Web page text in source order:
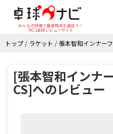
みんなの評価で最適用具を選ぼう！
NO.1卓球レビューサイト
トップ / ラケット / 張本智和インナー
[張本智和インナ
CS]へのレビュー